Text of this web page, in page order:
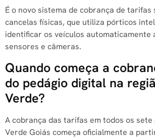
É o novo sistema de cobrança de tarifas
cancelas físicas, que utiliza pórticos
identificar os veículos automaticamente
sensores e câmeras.
Quando começa a
do pedágio digital na
Verde?
A cobrança das tarifas em todos os
Verde Goiás começa oficialmente a